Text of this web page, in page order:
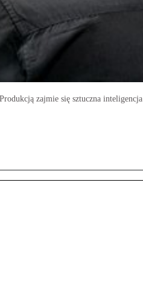
zajmie się sztuczna inteligencja